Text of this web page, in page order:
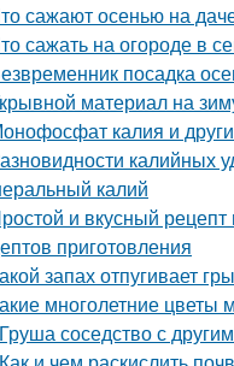
сажают осенью на
сажать на огороде в
посадка
материал на
калия и
калийных
калий
и вкусный рецепт
приготовления
запах отпугивает
многолетние цветы
Груша соседство с